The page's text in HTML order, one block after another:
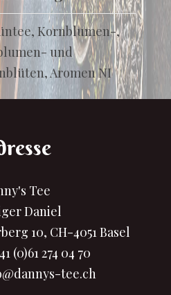
Kornblumen-,
und
Aromen NI
Tee
Daniel
10, CH-4051 Basel
(0)61 274 04 70
tee.ch